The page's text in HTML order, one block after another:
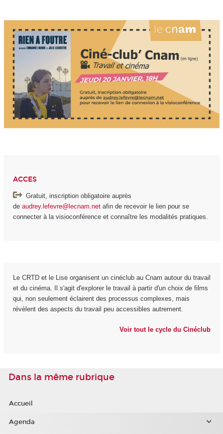
ACCES
Gratuit, inscription obligatoire auprès
de audrey.lefevre@lecnam.netafin de recevoir le lien pour se
connecter à la visioconférence et connaître les modalités pratiques.
Le CRTD et le Lise organisent un cinéclub au Cnam autour du travail
et du cinéma. Il s'agit d'explorer le travail à partir d'un choix de films
qui, non seulement éclairent des processus complexes, mais
révèlent des aspects du travail peu accessibles autrement.
Voir tout le cycle du Cinéclub
Dans la même rubrique
Accueil
Agenda